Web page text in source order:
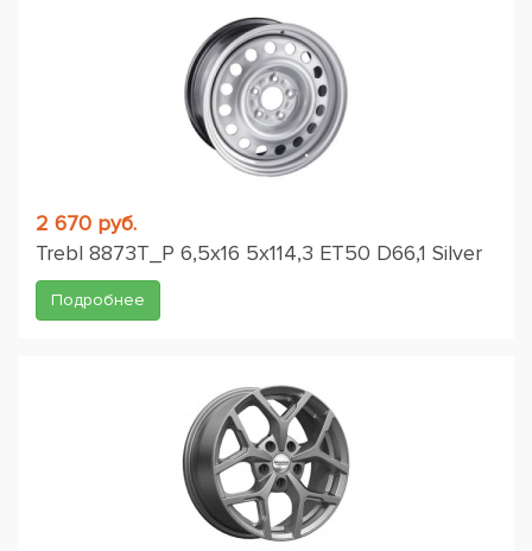
2 670 руб.
Trebl 8873T_P 6,5x16 5x114,3 ET50 D66,1 Silver
Подробнее